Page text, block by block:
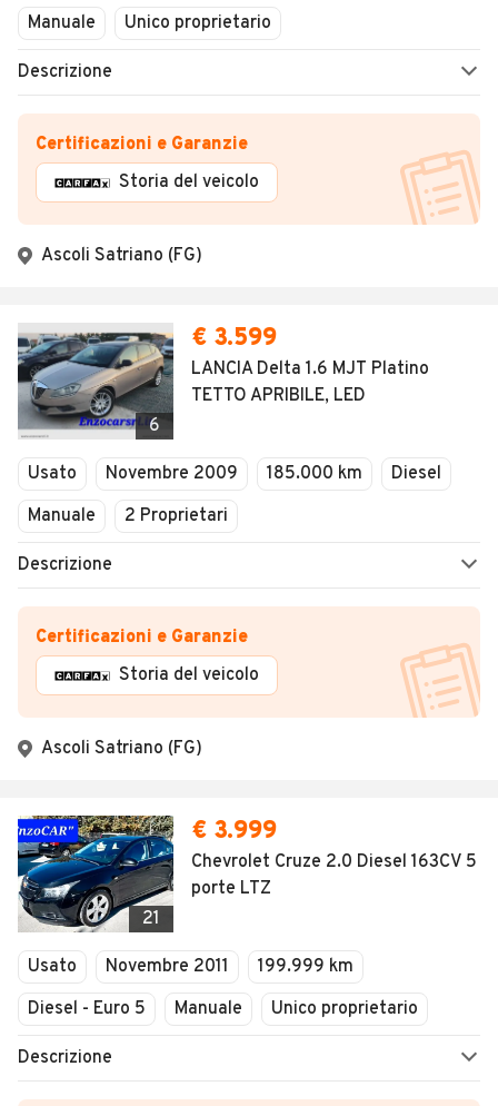
Manuale Unico proprietario
Descrizione
Certificazioni e Garanzie
Storia del veicolo
Ascoli Satriano (FG)
6
€ 3.599
LANCIA Delta 1.6 MJT Platino
TETTO APRIBILE, LED
Usato Novembre 2009 185.000 km
Diesel
Manuale
2 Proprietari
Descrizione
Certificazioni e Garanzie
Storia del veicolo
Ascoli Satriano (FG)
21
€ 3.999
Chevrolet Cruze 2.0 Diesel 163CV 5
porte LTZ
Usato Novembre 2011
199.999 km
Diesel - Euro 5
Manuale Unico proprietario
Descrizione